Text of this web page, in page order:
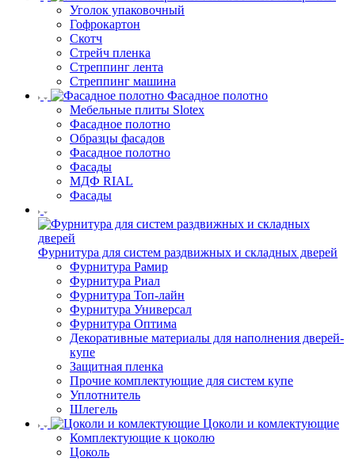
Уголок упаковочный
Гофрокартон
Скотч
Стрейч пленка
Стреппинг лента
Стреппинг машина
Фасадное полотно
Мебельные плиты Slotex
Фасадное полотно
Образцы фасадов
Фасадное полотно
Фасады
МДФ RIAL
Фасады
Фурнитура для систем раздвижных и складных дверей
Фурнитура Рамир
Фурнитура Риал
Фурнитура Топ-лайн
Фурнитура Универсал
Фурнитура Оптима
Декоративные материалы для наполнения дверей-
купе
Защитная пленка
Прочие комплектующие для систем купе
Уплотнитель
Шлегель
Цоколи и комлектующие
Комплектующие к цоколю
Цоколь